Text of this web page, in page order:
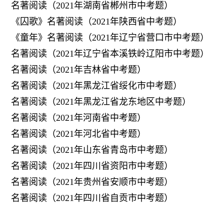
名著阅读（2021年湖南省郴州市中考题）
《囚歌》名著阅读（2021年陕西省中考题）
《童年》名著阅读（2021年辽宁省营口市中考题）
名著阅读（2021年辽宁省本溪铁岭辽阳市中考题）
名著阅读（2021年吉林省中考题）
名著阅读（2021年黑龙江省绥化市中考题）
名著阅读（2021年黑龙江省龙东地区中考题）
名著阅读（2021年河南省中考题）
名著阅读（2021年河北省中考题）
名著阅读（2021年山东省青岛市中考题）
名著阅读（2021年四川省资阳市中考题）
名著阅读（2021年贵州省安顺市中考题）
名著阅读（2021年四川省自贡市中考题）